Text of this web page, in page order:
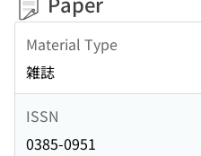
Material Type
雑誌
ISSN
0385-0951